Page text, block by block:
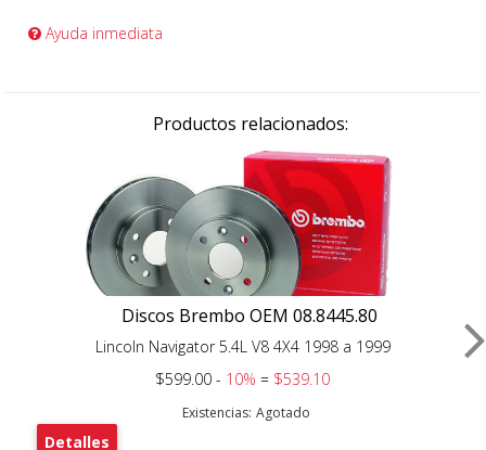
Ayuda inmediata
Productos relacionados:
Discos Brembo OEM 08.8445.80
Lincoln Navigator 5.4L V8 4X4 1998 a 1999
$599.00 - 10%= $539.10
Existencias: Agotado
Detalles